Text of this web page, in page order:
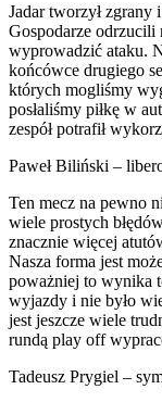
Jadar tworzył zgrany
Gospodarze
wyprowadzić ataku.
końcówce drugiego
których mogliśmy
posłaliśmy piłkę w
zespół potrafił
Paweł Biliński –
Ten mecz na pewno
wiele prostych
znacznie więcej
Nasza forma jest
poważniej to wynika
wyjazdy i nie było
jest jeszcze wiele
rundą play off
Tadeusz Prygiel –